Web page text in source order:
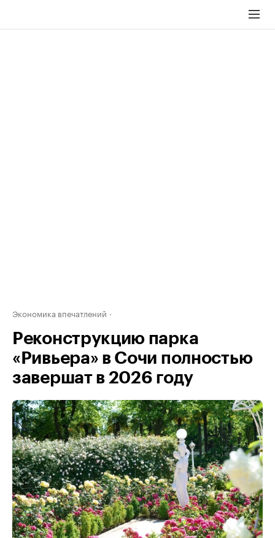
Экономика впечатлений
Реконструкцию парка
«Ривьера» в Сочи полностью
завершат в 2026 году